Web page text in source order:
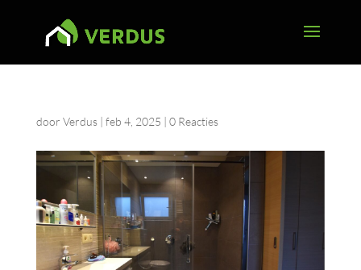
door Verdus| feb 4, 2025 | 0 Reacties